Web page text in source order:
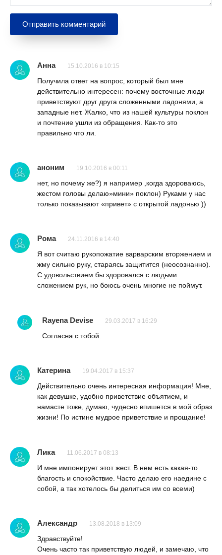
Анна 15.10.2016 в 10:15
Получила ответ на вопрос, который был мне
действительно интересен: почему восточные люди
приветствуют друг друга сложенными ладонями, а
западные нет. Жалко, что из нашей культуры поклон
и почтение ушли из обращения. Как-то это
правильно что ли.
аноним 19.10.2016 в 00:11
нет, но почему же?) я например ,когда здороваюсь,
жестом головы делаю»мини» поклон) Руками у нас
только показывают «привет» с открытой ладонью ))
Рома 24.11.2016 в 14:40
Я вот считаю рукопожатие варварским вторжением и
жму сильно руку, стараясь защитится (неосознанно).
С удовольствием бы здоровался с людьми
сложением рук, но боюсь очень многие не поймут.
Rayena Devise 29.03.2017 в 16:29
Согласна с тобой.
Катерина 19.04.2017 в 15:37
Действительно очень интересная информация! Мне,
как девушке, удобно приветствие объятием, и
намасте тоже, думаю, чудесно впишется в мой образ
жизни! По истине мудрое приветствие и прощание!
Лика 11.06.2017 в 08:13
И мне импонирует этот жест. В нем есть какая-то
благость и спокойствие. Часто делаю его наедине с
собой, а так хотелось бы делиться им со всеми)
Александр 13.08.2018 в 13:09
Здравствуйте!
Очень часто так приветствую людей, и замечаю, что